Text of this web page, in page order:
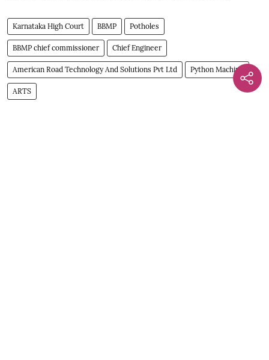
Karnataka High Court BBMP Potholes
BBMP chief commissioner Chief Engineer
American Road Technology And Solutions Pvt Ltd Python Machine
ARTS